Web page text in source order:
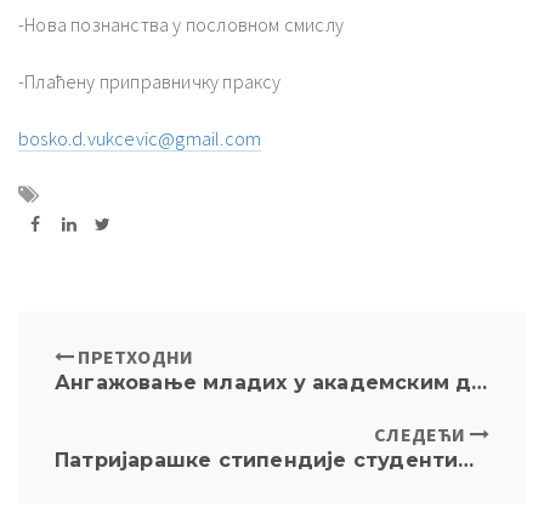
-Нова познанства у пословном смислу
-Плаћену приправничку праксу
bosko.d.vukcevic@gmail.com
ПРЕТХОДНИ
Ангажовање младих у академским достигнућима и ваннаставним активностима
СЛЕДЕЋИ
Патријарашке стипендије студентима завршних година факултета оснивача Универзитета у Београду